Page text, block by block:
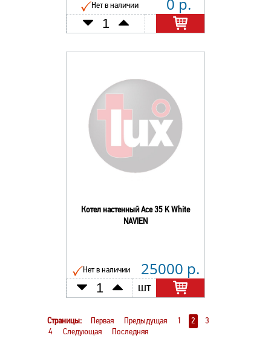
Нет в наличии
Котел настенный Ace 35 K White
NAVIEN
Нет в наличии 25000 р.
шт
Страницы: Первая Предыдущая 1 2
3
4
Следующая Последняя